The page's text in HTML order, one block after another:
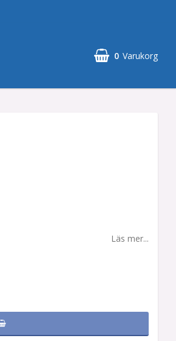
0 Varukorg
Din varukorg är tom
Läs mer...